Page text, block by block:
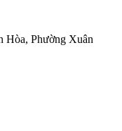
Hòa, Phường Xuân